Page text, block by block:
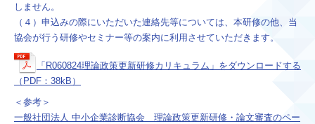
しません。
（４）申込みの際にいただいた連絡先等については、本研修の他、当
協会が行う研修やセミナー等の案内に利用させていただきます。
「R060824理論政策更新研修カリキュラム」をダウンロードする
（PDF：38kB）
＜参考＞
一般社団法人 中小企業診断協会 理論政策更新研修・論文審査のペー